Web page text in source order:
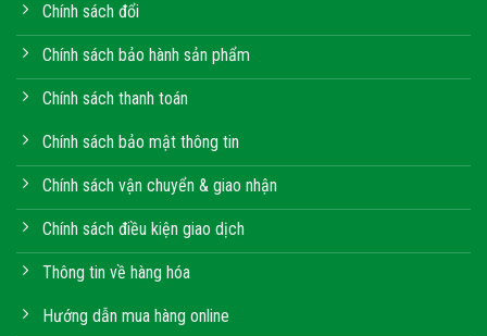
Chính sách đổi
Chính sách bảo hành sản phẩm
Chính sách thanh toán
Chính sách bảo mật thông tin
Chính sách vận chuyển & giao nhận
Chính sách điều kiện giao dịch
Thông tin về hàng hóa
Hướng dẫn mua hàng online